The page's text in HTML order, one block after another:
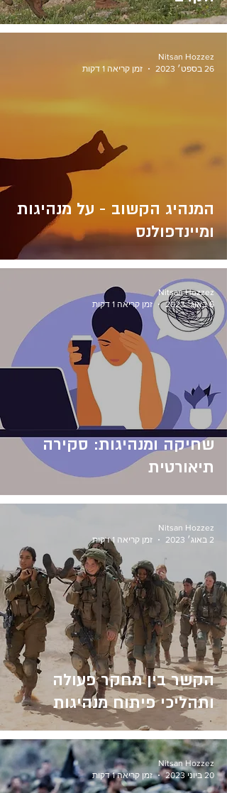
המנהיג הקשוב - על מנהיגות
ומיינדפולנס
Nitsan Hozzez
26 בספט׳ 2023
זמן קריאה 1 דקות
שחיקה ומנהיגות: סקירה
תיאורטית
Nitsan Hozzez
6 באוג׳ 2023
זמן קריאה 1 דקות
הקשר בין מחקר פעולה
ותהליכי פיתוח מנהיגות
Nitsan Hozzez
2 באוג׳ 2023
זמן קריאה 1 דקות
Nitsan Hozzez
20 ביוני 2023
זמן קריאה 1 דקות